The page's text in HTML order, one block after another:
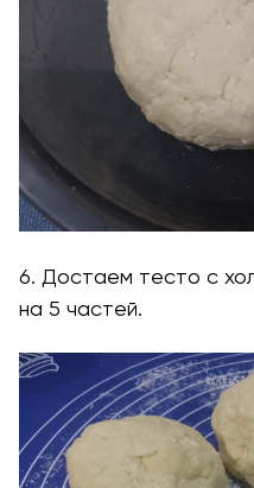
6. Достаем тесто с
на 5 частей.